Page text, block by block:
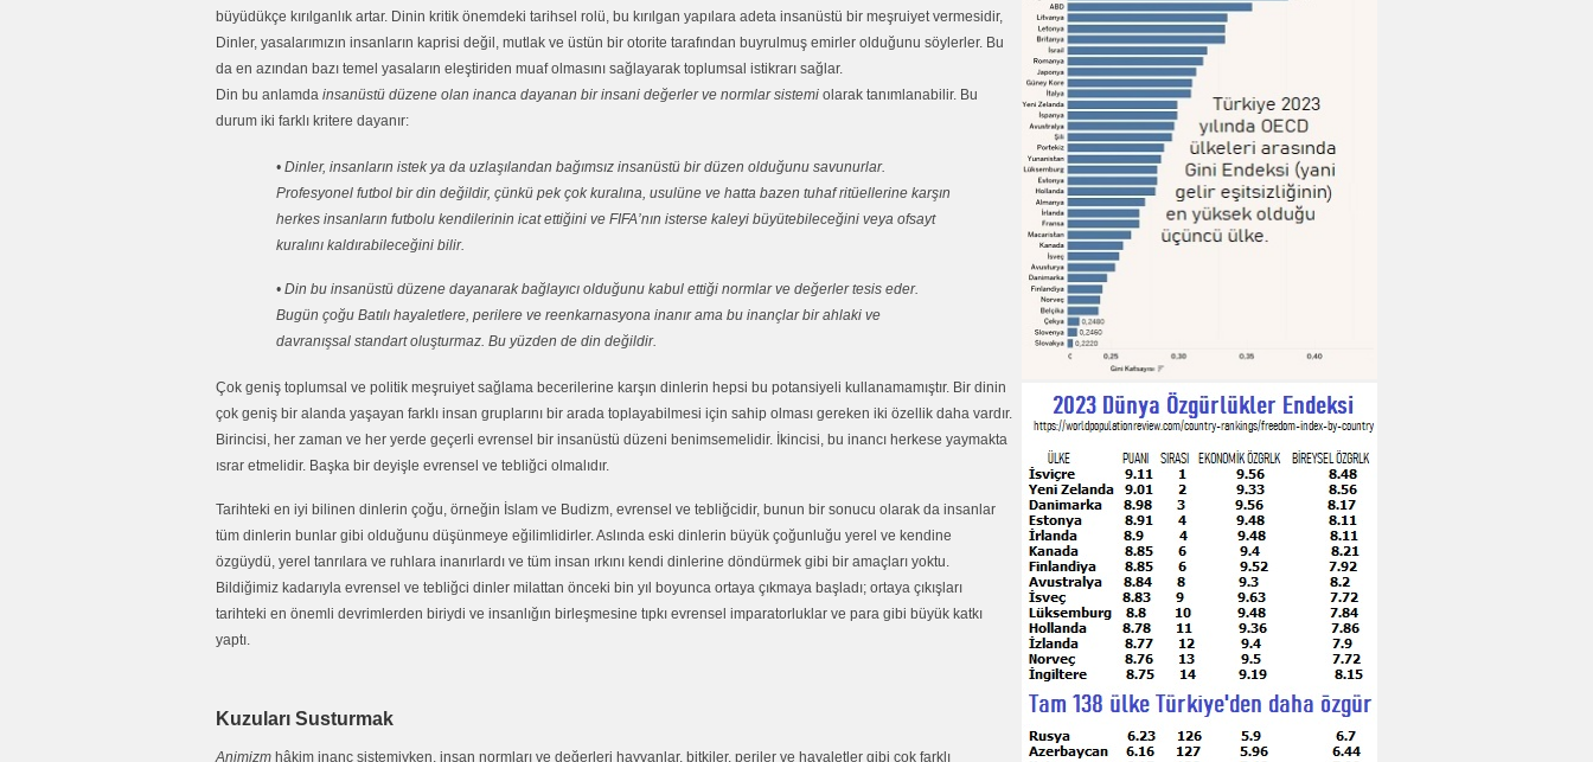
büyüdükçe kırılganlık artar. Dinin kritik önemdeki tarihsel rolü, bu kırılgan yapılara adeta insanüstü bir meşruiyet vermesidir,
Dinler, yasalarımızın insanların kaprisi değil, mutlak ve üstün bir otorite tarafından buyrulmuş emirler olduğunu söylerler. Bu
da en azından bazı temel yasaların eleştiriden muaf olmasını sağlayarak toplumsal istikrarı sağlar.
Din bu anlamda insanüstü düzene olan inanca dayanan bir insani değerler ve normlar sistemi olarak tanımlanabilir. Bu
durum iki farklı kritere dayanır:
• Dinler, insanların istek ya da uzlaşılandan bağımsız insanüstü bir düzen olduğunu savunurlar.
Profesyonel futbol bir din değildir, çünkü pek çok kuralına, usulüne ve hatta bazen tuhaf ritüellerine karşın
herkes insanların futbolu kendilerinin icat ettiğini ve FIFA’nın isterse kaleyi büyütebileceğini veya ofsayt
kuralını kaldırabileceğini bilir.
• Din bu insanüstü düzene dayanarak bağlayıcı olduğunu kabul ettiği normlar ve değerler tesis eder.
Bugün çoğu Batılı hayaletlere, perilere ve reenkarnasyona inanır ama bu inançlar bir ahlaki ve
davranışsal standart oluşturmaz. Bu yüzden de din değildir.
Çok geniş toplumsal ve politik meşruiyet sağlama becerilerine karşın dinlerin hepsi bu potansiyeli kullanamamıştır. Bir dinin
çok geniş bir alanda yaşayan farklı insan gruplarını bir arada toplayabilmesi için sahip olması gereken iki özellik daha vardır.
Birincisi, her zaman ve her yerde geçerli evrensel bir insanüstü düzeni benimsemelidir. İkincisi, bu inancı herkese yaymakta
ısrar etmelidir. Başka bir deyişle evrensel ve tebliğci olmalıdır.
Tarihteki en iyi bilinen dinlerin çoğu, örneğin İslam ve Budizm, evrensel ve tebliğcidir, bunun bir sonucu olarak da insanlar
tüm dinlerin bunlar gibi olduğunu düşünmeye eğilimlidirler. Aslında eski dinlerin büyük çoğunluğu yerel ve kendine
özgüydü, yerel tanrılara ve ruhlara inanırlardı ve tüm insan ırkını kendi dinlerine döndürmek gibi bir amaçları yoktu.
Bildiğimiz kadarıyla evrensel ve tebliğci dinler milattan önceki bin yıl boyunca ortaya çıkmaya başladı; ortaya çıkışları
tarihteki en önemli devrimlerden biriydi ve insanlığın birleşmesine tıpkı evrensel imparatorluklar ve para gibi büyük katkı
yaptı.
Kuzuları Susturmak
Animizm hâkim inanç sistemiyken, insan normları ve değerleri hayvanlar, bitkiler, periler ve hayaletler gibi çok farklı